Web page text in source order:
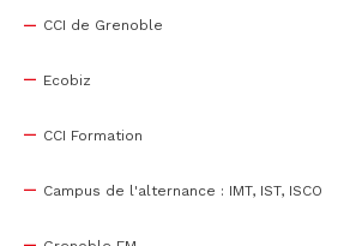
CCI de Grenoble
Ecobiz
CCI Formation
Campus de l'alternance : IMT, IST, ISCO